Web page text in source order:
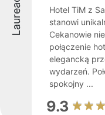
Laureaci
Hotel TiM z
stanowi
Cekanowie
połączenie
elegancką
wydarzeń.
spokojny ...
9.3